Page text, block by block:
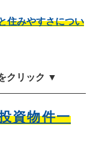
住みやすさについ
クリック ▼
資物件一